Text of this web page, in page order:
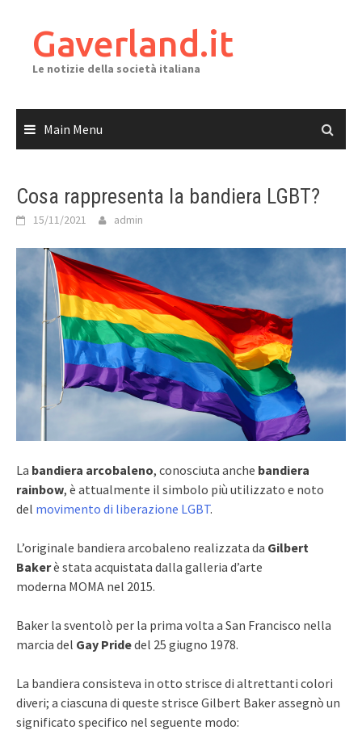
contentGaverland.it
Le notizie della società italiana
Main Menu
Cosa rappresenta la bandiera LGBT?
15/11/2021 admin
La bandiera arcobaleno, conosciuta anche bandiera
rainbow, è attualmente il simbolo più utilizzato e noto
del movimento di liberazione LGBT.
L’originale bandiera arcobaleno realizzata da Gilbert
Bakerè stata acquistata dalla galleria d’arte
moderna MOMA nel 2015.
Baker la sventolò per la prima volta a San Francisco nella
marcia del Gay Pridedel 25 giugno 1978.
La bandiera consisteva in otto strisce di altrettanti colori
diveri; a ciascuna di queste strisce Gilbert Baker assegnò un
significato specifico nel seguente modo: